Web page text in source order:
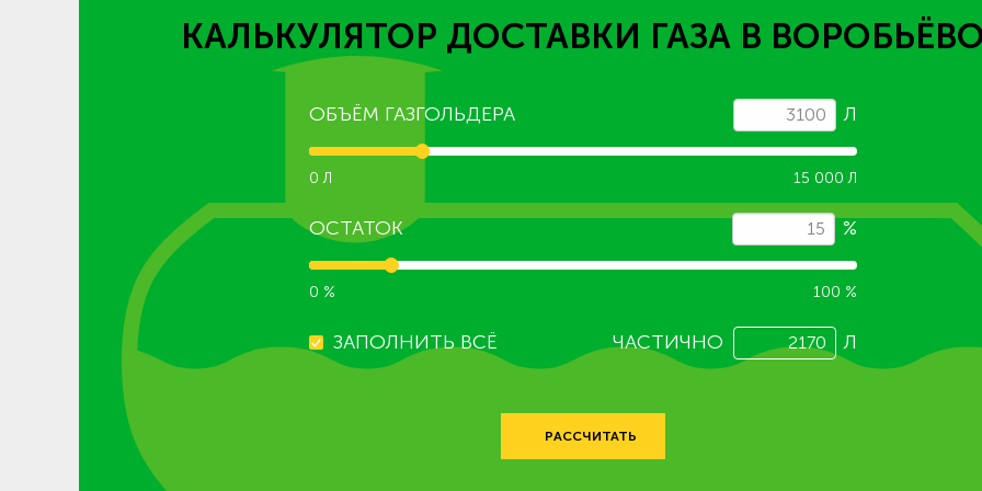
КАЛЬКУЛЯТОР ДОСТАВКИ ГАЗА В
ОБЪЁМ ГАЗГОЛЬДЕРА Л
0 Л 15 000 Л
ОСТАТОК %
0 % 100 %
ЗАПОЛНИТЬ ВСЁ ЧАСТИЧНО Л
РАССЧИТАТЬ